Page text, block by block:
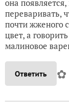
она
переваривать,
почти жженого
цвет, а
малиновое
Ответить ✿